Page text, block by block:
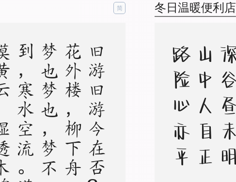
简
旧
游
旧
游
今
在
否
？
花
外
楼
，
柳
下
舟
。
梦
也
梦
也
，
梦
不
到
，
寒
水
空
流
。
漠
漠
黄
云
，
湿
透
木
棉
裘
。
都
道
无
人
愁
似
我
，
今
夜
雪
，
有
梅
花
，
似
我
愁
冬日温暖便利店